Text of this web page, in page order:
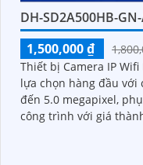
DH-SD2A500HB-
1,500,000 ₫
Thiết bị Camera IP Wifi
lựa chọn hàng đầu
đến 5.0 megapixel,
công trình với giá